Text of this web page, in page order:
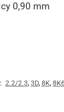
0,90 mm
2.2/2.3,3D,8K,